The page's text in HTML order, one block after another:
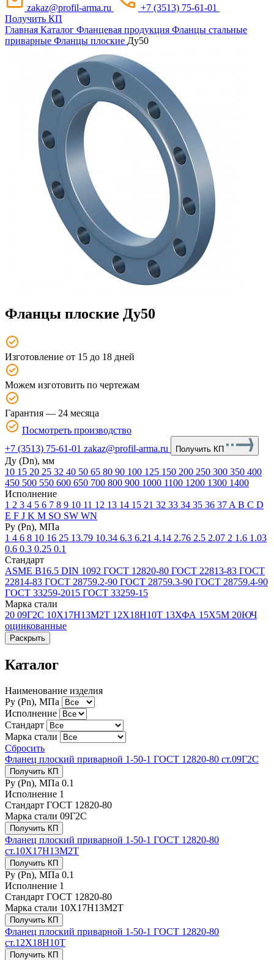
zakaz@profil-arma.ru
+7 (3513) 75-61-01
Получить КП
Главная Каталог Фланцевая продукция Фланцы стальные
приварные Фланцы плоские Ду50
Фланцы плоские Ду50
Изготовление от 15 до 18 дней
Можем изготовить по чертежам
Гарантия — 24 месяца
Посмотреть производство
+7 (3513) 75-61-01 zakaz@profil-arma.ru Получить КП
Ду (Dn), мм
10 15 20 25 32 40 50 65 80 90 100 125 150 200 250 300 350 400
450 500 550 600 650 700 800 900 1000 1100 1200 1300 1400
Исполнение
1 2 3 4 5 6 7 8 9 10 11 12 13 14 15 21 32 33 34 35 36 37 A B C D
E F J K М SO SW WN
Ру (Рn), МПа
1 4 6 8 10 16 25 13.79 10.34 6.3 6.21 4.14 2.76 2.5 2.07 2 1.6 1.03
0.6 0.3 0.25 0.1
Стандарт
ASME В16.5 DIN 1092 ГОСТ 12820-80 ГОСТ 22813-83 ГОСТ
22814-83 ГОСТ 28759.2-90 ГОСТ 28759.3-90 ГОСТ 28759.4-90
ГОСТ 33259-2015 ГОСТ 33259-15
Марка стали
20 09Г2С 10Х17Н13М2Т 12Х18Н10Т 13ХФА 15Х5М 20ЮЧ
оцинкованные
Раскрыть
Каталог
Наименование изделия
Ру (Рn), МПа
Исполнение
Стандарт
Марка стали
Сбросить
Фланец плоский приварной 1-50-1 ГОСТ 12820-80 ст.09Г2С
Получить КП
Ру (Рn), МПа 0.1
Исполнение 1
Стандарт ГОСТ 12820-80
Марка стали 09Г2С
Получить КП
Фланец плоский приварной 1-50-1 ГОСТ 12820-80
ст.10Х17Н13М2Т
Получить КП
Ру (Рn), МПа 0.1
Исполнение 1
Стандарт ГОСТ 12820-80
Марка стали 10Х17Н13М2Т
Получить КП
Фланец плоский приварной 1-50-1 ГОСТ 12820-80
ст.12Х18Н10Т
Получить КП